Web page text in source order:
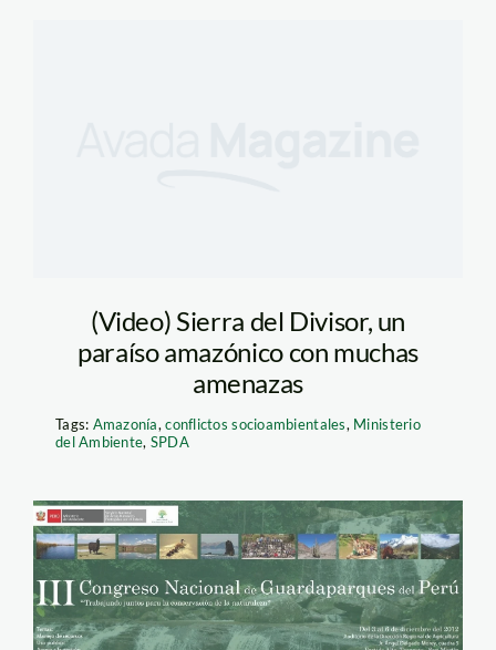
(Video) Sierra del Divisor, un
paraíso amazónico con muchas
amenazas
Tags: Amazonía,conflictos socioambientales, Ministerio
del Ambiente, SPDA
guardaparque_sernnap